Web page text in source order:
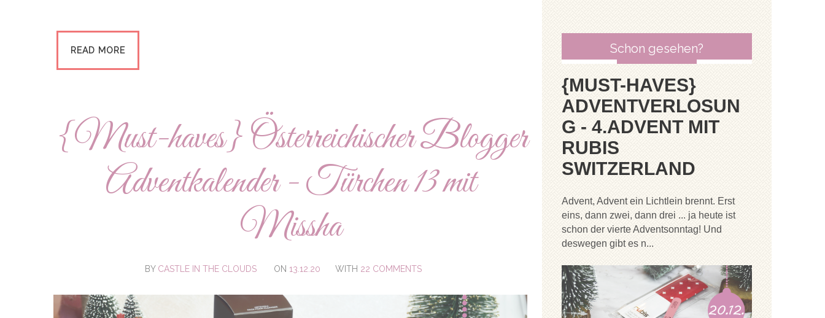
READ MORE
{Must-haves} Österreichischer Blogger
Adventkalender - Türchen 13 mit
Missha
BY CASTLE IN THE CLOUDS ON 13.12.20 WITH 22 COMMENTS
Schon gesehen?
{MUST-HAVES}
ADVENTVERLOSUN
G - 4.ADVENT MIT
RUBIS
SWITZERLAND
Advent, Advent ein Lichtlein brennt. Erst
eins, dann zwei, dann drei ... ja heute ist
schon der vierte Adventsonntag! Und
deswegen gibt es n...